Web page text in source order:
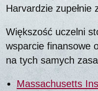
Harvardzie zupełnie
Większość uczelni
wsparcie finansowe
na tych samych
Massachusetts